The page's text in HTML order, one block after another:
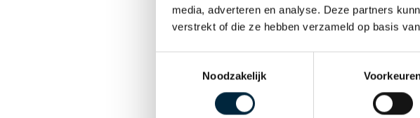
media, adverteren en analyse. Deze partners
verstrekt of die ze hebben verzameld op basis
Noodzakelijk
Adresse